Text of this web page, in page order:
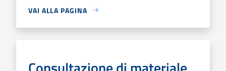
VAI ALLA PAGINA